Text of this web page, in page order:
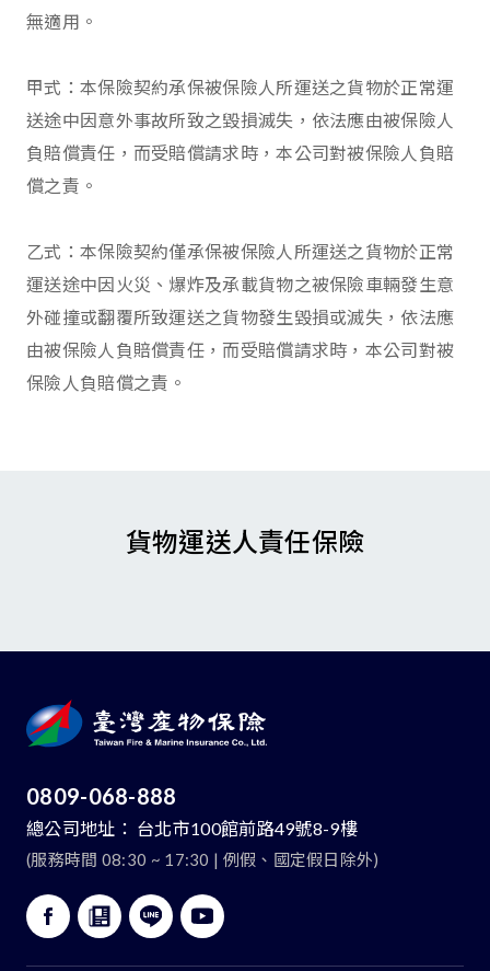
無適用。
甲式：本保險契約承保被保險人所運送之貨物於正常運
送途中因意外事故所致之毀損滅失，依法應由被保險人
負賠償責任，而受賠償請求時，本公司對被保險人負賠
償之責。
乙式：本保險契約僅承保被保險人所運送之貨物於正常
運送途中因火災、爆炸及承載貨物之被保險車輛發生意
外碰撞或翻覆所致運送之貨物發生毀損或滅失，依法應
由被保險人負賠償責任，而受賠償請求時，本公司對被
保險人負賠償之責。
貨物運送人責任保險
0809-068-888
總公司地址： 台北市100館前路49號8-9樓
(服務時間 08:30 ~ 17:30 | 例假、國定假日除外)